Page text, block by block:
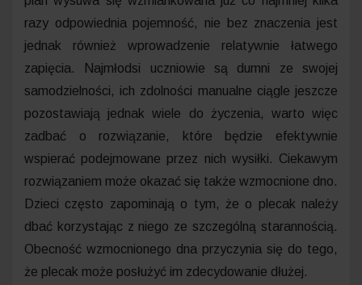
razy odpowiednia pojemność, nie bez znaczenia jest
jednak również wprowadzenie relatywnie łatwego
zapięcia. Najmłodsi uczniowie są dumni ze swojej
samodzielności, ich zdolności manualne ciągle jeszcze
pozostawiają jednak wiele do życzenia, warto więc
zadbać o rozwiązanie, które będzie efektywnie
wspierać podejmowane przez nich wysiłki. Ciekawym
rozwiązaniem może okazać się także wzmocnione dno.
Dzieci często zapominają o tym, że o plecak należy
dbać korzystając z niego ze szczególną starannością.
Obecność wzmocnionego dna przyczynia się do tego,
że plecak może posłużyć im zdecydowanie dłużej.